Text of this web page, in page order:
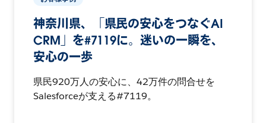
神奈川県、「県民の安心をつなぐAI
CRM」を#7119に。迷いの一瞬を、
安心の一歩
県民920万人の安心に、42万件の問合せを
Salesforceが支える#7119。